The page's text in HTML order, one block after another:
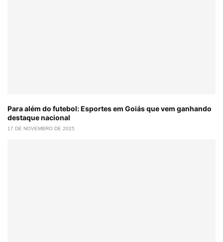
Para além do futebol: Esportes em Goiás que vem ganhando
destaque nacional
17 DE NOVEMBRO DE 2025